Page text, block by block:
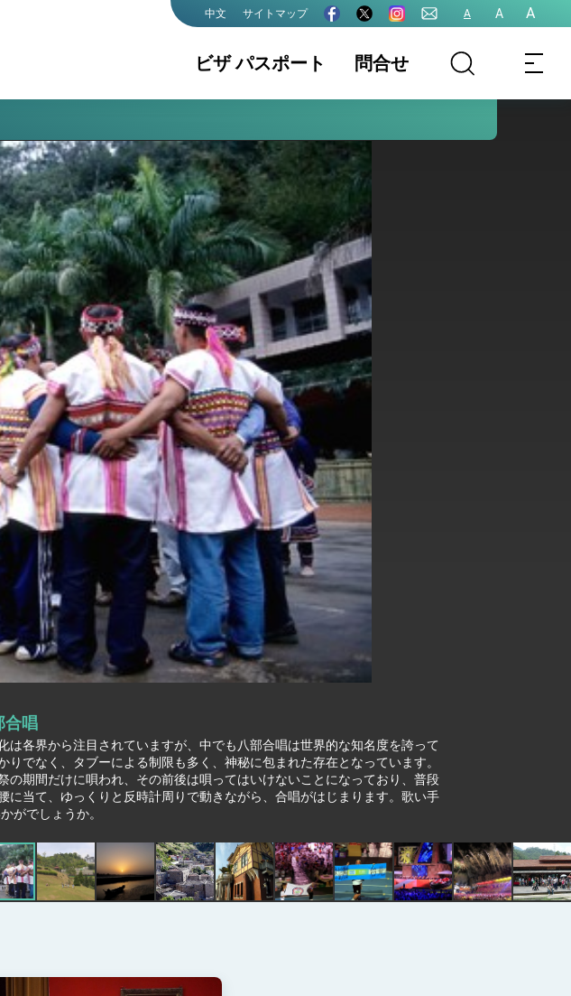
中文 サイトマップ A A A
ビザ パスポート
最新情報 領事部業務内容 ビザ (VISA)
ワ―キング．ホ
リデ―ビザ
文書證明
国籍 結婚・離婚
パスポート、ビ
ザ、証明関係手
数料
問合せ
and cooperation
Partnership Dialogue
Implementation Act
and cooperation
合唱
各界から注目されていますが、中でも八部合唱は世界的な知名度を誇って
でなく、タブーによる制限も多く、神秘に包まれた存在となっています。
期間だけに唄われ、その前後は唄ってはいけないことになっており、普段
当て、ゆっくりと反時計周りで動きながら、合唱がはじまります。歌い手
がでしょうか。